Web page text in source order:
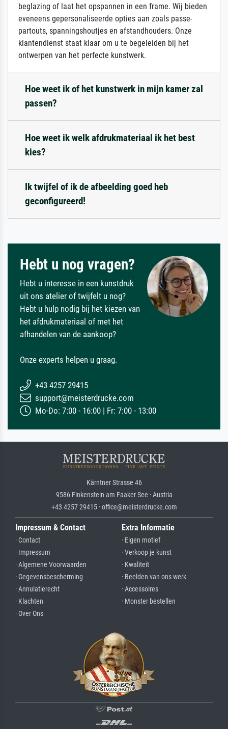
beglazing of laat het opspannen in een frame. Wij bieden
eveneens gepersonaliseerde opties aan zoals passe-
partouts, spanningshoutjes en afstandhouders. Onze
klantendienst staat klaar om u te begeleiden bij het
ontwerpen van het perfecte kunstwerk.
Hoe weet ik of het kunstwerk in mijn kamer zal
passen?
Hoe weet ik welk afdrukmateriaal ik het best
kies?
Ik twijfel of ik de afbeelding goed heb
geconfigureerd!
Hebt u nog vragen?
Hebt u interesse in een kunstdruk
uit ons atelier of twijfelt u nog?
Hebt u hulp nodig bij het kiezen van
het afdrukmateriaal of met het
afhandelen van de aankoop?
Onze experts helpen u graag.
+43 4257 29415
support@meisterdrucke.com
Mo-Do: 7:00 - 16:00 | Fr: 7:00 - 13:00
Kärntner Strasse 46
9586 Finkenstein am Faaker See · Austria
+43 4257 29415 · office@meisterdrucke.com
Impressum & Contact
· Contact
· Impressum
· Algemene Voorwaarden
· Gegevensbescherming
· Annulatierecht
· Klachten
· Over Ons
Extra Informatie
· Eigen motief
· Verkoop je kunst
· Kwaliteit
· Beelden van ons werk
· Accessoires
· Monster bestellen